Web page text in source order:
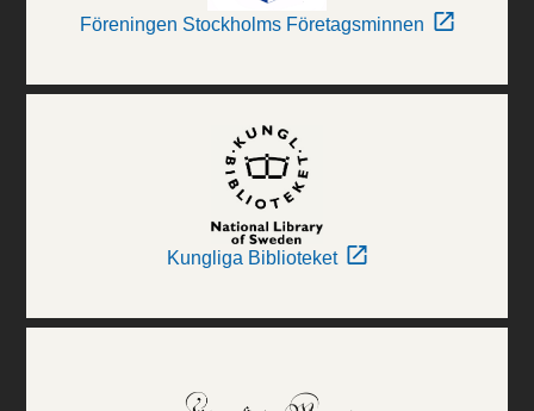
Föreningen Stockholms Företagsminnen
Kungliga Biblioteket